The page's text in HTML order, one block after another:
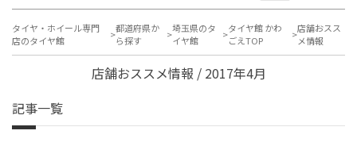
タイヤ・ホイール専門
店のタイヤ館
都道府県か
ら探す
埼玉県のタ
イヤ館
タイヤ館 かわ
ごえTOP
店舗おスス
メ情報
店舗おススメ情報 / 2017年4月
記事一覧